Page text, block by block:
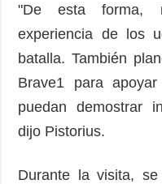
"De esta forma,
experiencia de los
batalla. También
Brave1 para
puedan demostrar
dijo Pistorius.
Durante la visita,